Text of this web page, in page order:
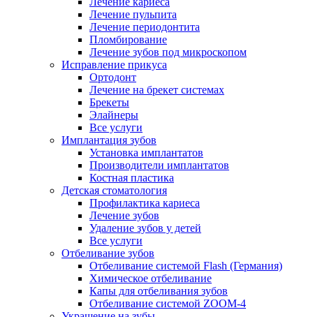
Лечение пульпита
Лечение периодонтита
Пломбирование
Лечение зубов под микроскопом
Исправление прикуса
Ортодонт
Лечение на брекет системах
Брекеты
Элайнеры
Все услуги
Имплантация зубов
Установка имплантатов
Производители имплантатов
Костная пластика
Детская стоматология
Профилактика кариеса
Лечение зубов
Удаление зубов у детей
Все услуги
Отбеливание зубов
Отбеливание системой Flash (Германия)
Химическое отбеливание
Капы для отбеливания зубов
Отбеливание системой ZOOM-4